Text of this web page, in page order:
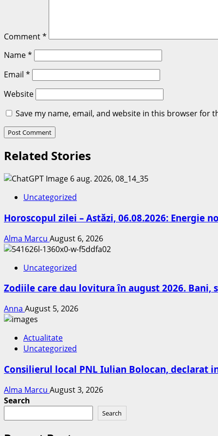
Comment*
Name*
Email *
Website
Save my name, email, and website in this browser for
Related Stories
Uncategorized
Horoscopul zilei – Astăzi, 06.08.2026:
Alma Marcu August 6, 2026
Uncategorized
Zodiile care dau lovitura în august 2026.
Anna August 5, 2026
Actualitate
Uncategorized
Consilierul local PNL Iulian Bolocan, declarat
Alma Marcu August 3, 2026
Search
Search